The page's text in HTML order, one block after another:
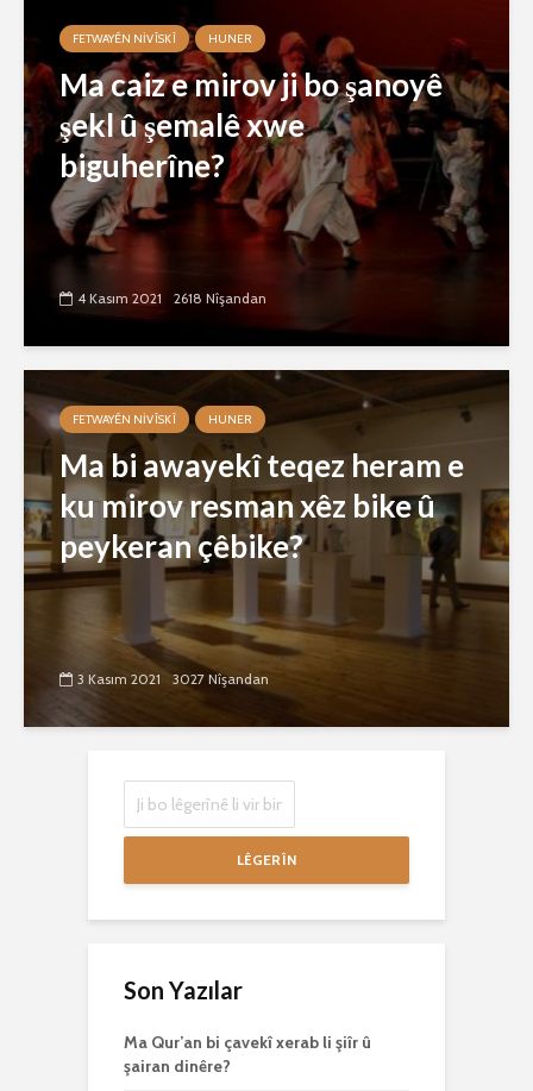
FETWAYÊN NIVÎSKÎ HUNER
Ma caiz e mirov ji bo şanoyê
şekl û şemalê xwe
biguherîne?
4 Kasım 2021 2618 Nîşandan
FETWAYÊN NIVÎSKÎ HUNER
Ma bi awayekî teqez heram e
ku mirov resman xêz bike û
peykeran çêbike?
3 Kasım 2021 3027 Nîşandan
LÊGERÎN
Son Yazılar
Ma Qur’an bi çavekî xerab li şiîr û
şairan dinêre?